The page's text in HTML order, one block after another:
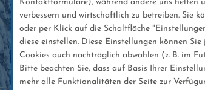
Kontaktformulare), während andere uns helfen
verbessern und wirtschaftlich zu betreiben. Sie
oder per Klick auf die Schaltfläche
diese einstellen. Diese Einstellungen können
Cookies auch nachträglich abwählen (z. B. im
Bitte beachten Sie, dass auf Basis Ihrer
mehr alle Funktionalitäten der Seite zur